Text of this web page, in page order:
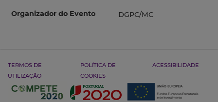
Organizador do Evento DGPC/MC
TERMOS DE
UTILIZAÇÃO
POLÍTICA DE
COOKIES
ACESSIBILIDADE